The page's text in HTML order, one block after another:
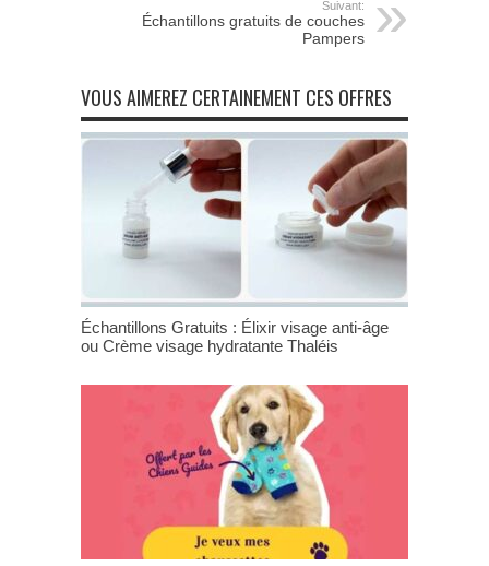
Suivant:
Échantillons gratuits de couches
Pampers
VOUS AIMEREZ CERTAINEMENT CES OFFRES
Échantillons Gratuits : Élixir visage anti-âge
ou Crème visage hydratante Thaléis